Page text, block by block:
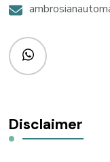
Disclaimer